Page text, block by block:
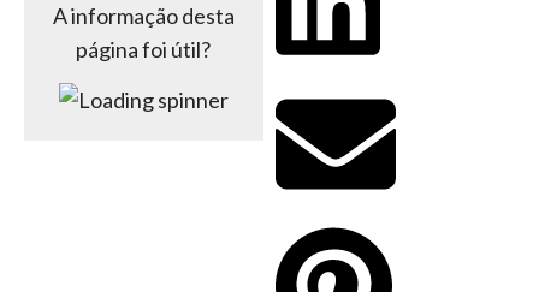
A informação desta
página foi útil?